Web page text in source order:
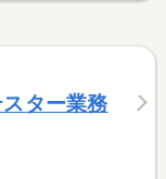
ター業務